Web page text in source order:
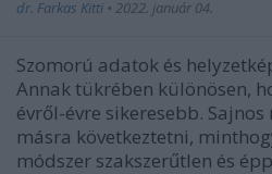
dr. Farkas Kitti • 2022. január 04.
Szomorú adatok és
Annak tükrében különösen,
évről-évre sikeresebb.
másra következtetni,
módszer szakszerűtlen és